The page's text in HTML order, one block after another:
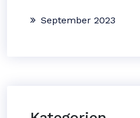
September 2023